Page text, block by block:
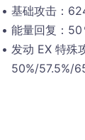
基础攻击：
能量回复：50
发动 EX 特殊
50%/57.5%/